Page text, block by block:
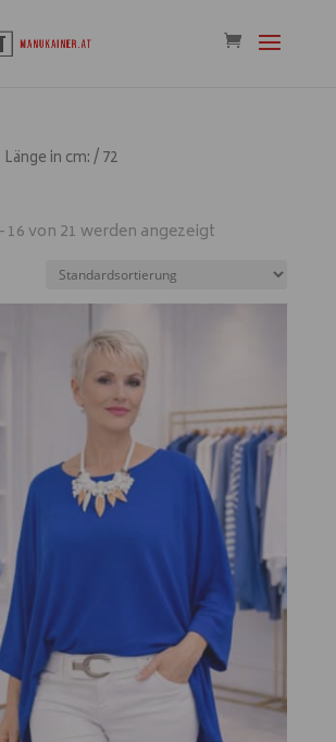
in cm: / 72
16 von 21 werden angezeigt